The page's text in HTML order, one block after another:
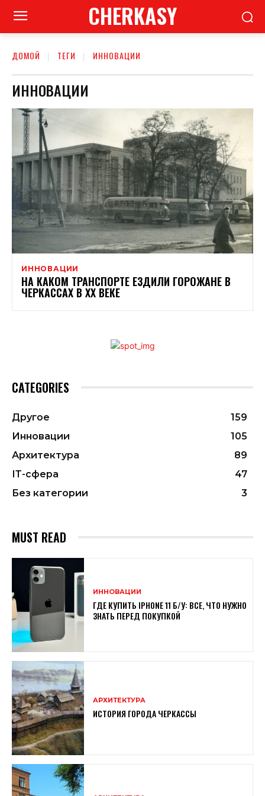
CHERKASY
ДОМОЙ ТЕГИ ИННОВАЦИИ
ИННОВАЦИИ
ИННОВАЦИИ
НА КАКОМ ТРАНСПОРТЕ ЕЗДИЛИ ГОРОЖАНЕ В
ЧЕРКАССАХ В XX ВЕКЕ
CATEGORIES
Другое
159
Инновации
105
Архитектура
89
ІТ-сфера
47
Без категории
3
MUST READ
ИННОВАЦИИ
ГДЕ КУПИТЬ IPHONE 11 Б/У: ВСЕ, ЧТО НУЖНО
ЗНАТЬ ПЕРЕД ПОКУПКОЙ
АРХИТЕКТУРА
ИСТОРИЯ ГОРОДА ЧЕРКАССЫ